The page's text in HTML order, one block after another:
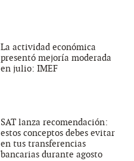
La actividad económica
presentó mejoría moderada
en julio: IMEF
SAT lanza recomendación:
estos conceptos debes evitar
en tus transferencias
bancarias durante agosto